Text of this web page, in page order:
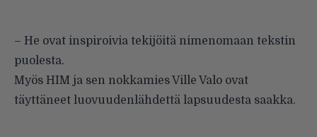
– He ovat inspiroivia tekijöitä nimenomaan tekstin
puolesta.
Myös HIM ja sen nokkamies Ville Valo ovat
täyttäneet luovuudenlähdettä lapsuudesta saakka.